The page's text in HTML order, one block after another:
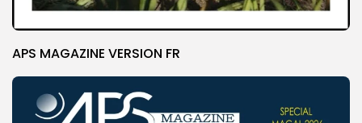
APS MAGAZINE VERSION FR